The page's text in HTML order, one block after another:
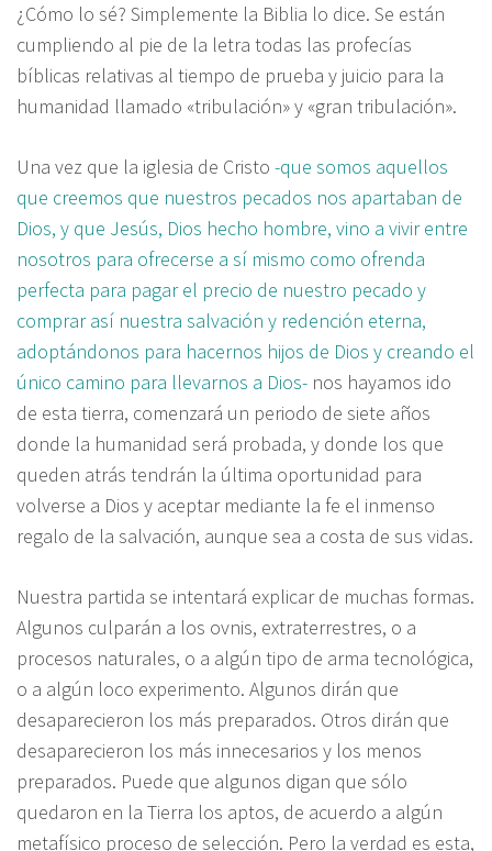
¿Cómo lo sé? Simplemente la Biblia lo dice. Se están
cumpliendo al pie de la letra todas las profecías
bíblicas relativas al tiempo de prueba y juicio para la
humanidad llamado «tribulación» y «gran tribulación».
Una vez que la iglesia de Cristo -que somos aquellos
que creemos que nuestros pecados nos apartaban de
Dios, y que Jesús, Dios hecho hombre, vino a vivir entre
nosotros para ofrecerse a sí mismo como ofrenda
perfecta para pagar el precio de nuestro pecado y
comprar así nuestra salvación y redención eterna,
adoptándonos para hacernos hijos de Dios y creando el
único camino para llevarnos a Dios- nos hayamos ido
de esta tierra, comenzará un periodo de siete años
donde la humanidad será probada, y donde los que
queden atrás tendrán la última oportunidad para
volverse a Dios y aceptar mediante la fe el inmenso
regalo de la salvación, aunque sea a costa de sus vidas.
Nuestra partida se intentará explicar de muchas formas.
Algunos culparán a los ovnis, extraterrestres, o a
procesos naturales, o a algún tipo de arma tecnológica,
o a algún loco experimento. Algunos dirán que
desaparecieron los más preparados. Otros dirán que
desaparecieron los más innecesarios y los menos
preparados. Puede que algunos digan que sólo
quedaron en la Tierra los aptos, de acuerdo a algún
metafísico proceso de selección. Pero la verdad es esta,